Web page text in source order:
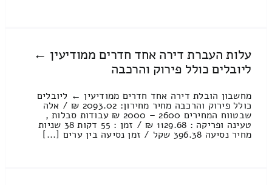
עלות העברת דירה אחד חדרים ממודיעין ←
ליובלים כולל פירוק והרכבה
מחשבון הובלת דירה אחד חדרים ממודיעין ← ליובלים
כולל פירוק והרכבה מחיר מחירון: 2093.02 ₪ / אלה
שבטווח המחירים 2600 – 2000 ₪ עבודות סבלות ,
טעינה ופריקה : 1129.68 ₪ / זמן : 55 דקות 38 שניות
מחיר נסיעה 396.38 שקל / זמן נסיעה בין ערים [...]